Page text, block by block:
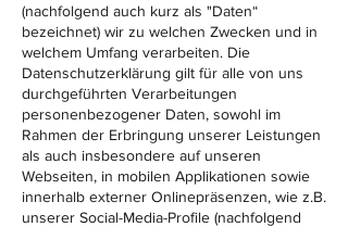
(nachfolgend auch kurz als "Daten“
bezeichnet) wir zu welchen Zwecken und in
welchem Umfang verarbeiten. Die
Datenschutzerklärung gilt für alle von uns
durchgeführten Verarbeitungen
personenbezogener Daten, sowohl im
Rahmen der Erbringung unserer Leistungen
als auch insbesondere auf unseren
Webseiten, in mobilen Applikationen sowie
innerhalb externer Onlinepräsenzen, wie z.B.
unserer Social-Media-Profile (nachfolgend